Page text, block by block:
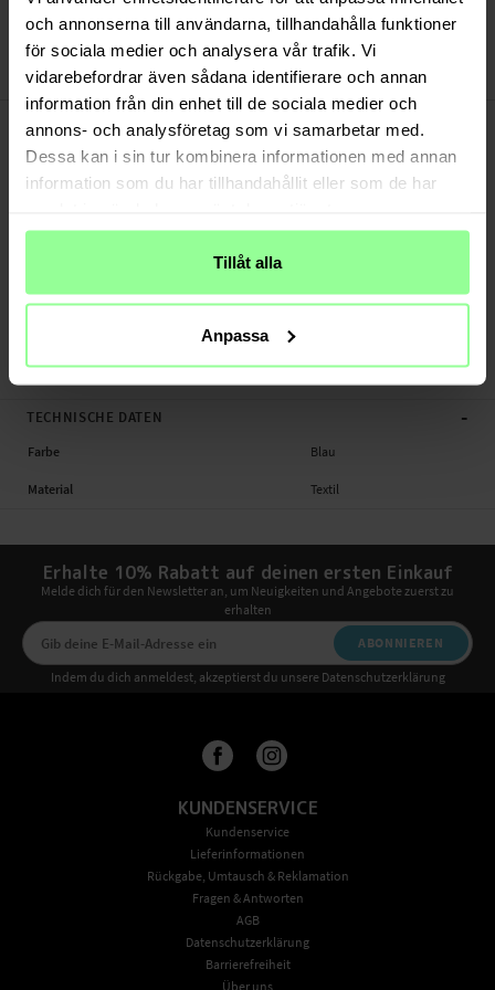
och annonserna till användarna, tillhandahålla funktioner
för sociala medier och analysera vår trafik. Vi
vidarebefordrar även sådana identifierare och annan
information från din enhet till de sociala medier och
annons- och analysföretag som vi samarbetar med.
Dessa kan i sin tur kombinera informationen med annan
information som du har tillhandahållit eller som de har
Tillåt alla
Anpassa
Art number:55160 Dux Ducis
Geeignet für:
Marke: Dux Ducis
Laptoptasche, Laptop
TECHNISCHE DATEN -
Farbe Blau
Material Textil
Erhalte 10% Rabatt auf deinen ersten Einkauf
Melde dich für den Newsletter an, um Neuigkeiten und Angebote zuerst zu
erhalten
ABONNIEREN
Indem du dich anmeldest, akzeptierst du unsere Datenschutzerklärung
KUNDENSERVICE
Kundenservice
Lieferinformationen
Rückgabe, Umtausch & Reklamation
Fragen & Antworten
AGB
Datenschutzerklärung
Barrierefreiheit
Über uns